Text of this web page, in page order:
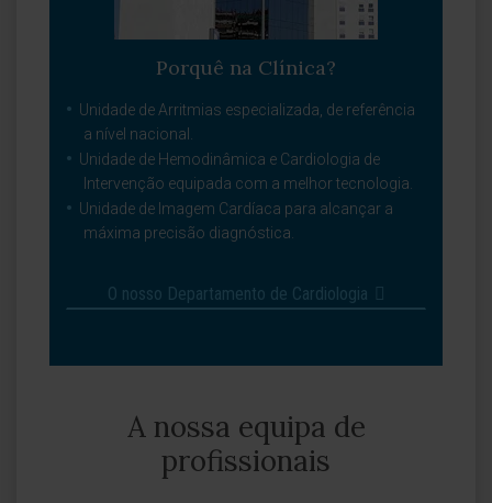
Porquê na Clínica?
Unidade de Arritmias especializada, de referência
a nível nacional.
Unidade de Hemodinâmica e Cardiologia de
Intervenção equipada com a melhor tecnologia.
Unidade de Imagem Cardíaca para alcançar a
máxima precisão diagnóstica.
O nosso Departamento de Cardiologia
A nossa equipa de
profissionais